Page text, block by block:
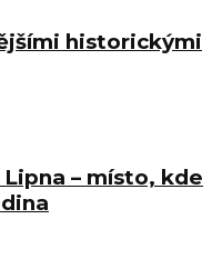
historickými
– místo, kde